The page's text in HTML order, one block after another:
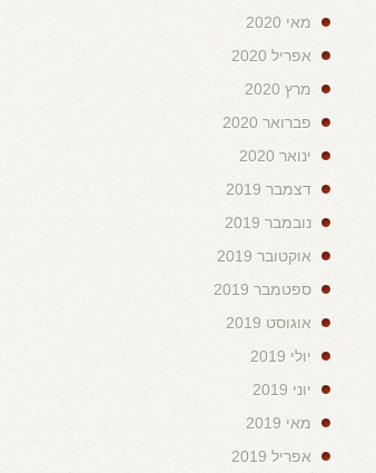
מאי 2020
אפריל 2020
מרץ 2020
פברואר 2020
ינואר 2020
דצמבר 2019
נובמבר 2019
אוקטובר 2019
ספטמבר 2019
אוגוסט 2019
יולי 2019
יוני 2019
מאי 2019
אפריל 2019